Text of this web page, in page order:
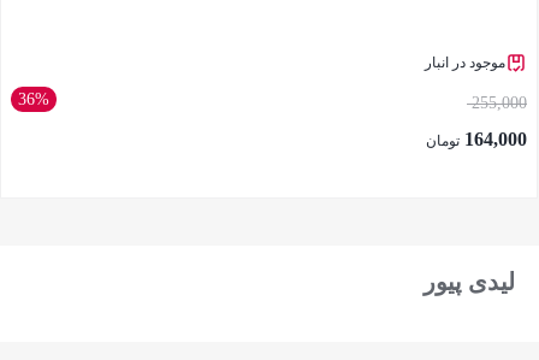
موجود در انبار
36% 255,000
164,000 تومان
لیدی پیور